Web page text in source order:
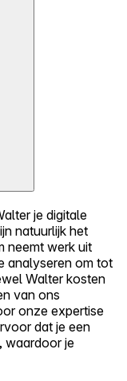
je digitale
natuurlijk het
neemt werk uit
analyseren om tot
Walter kosten
van ons
onze expertise
dat je een
waardoor je